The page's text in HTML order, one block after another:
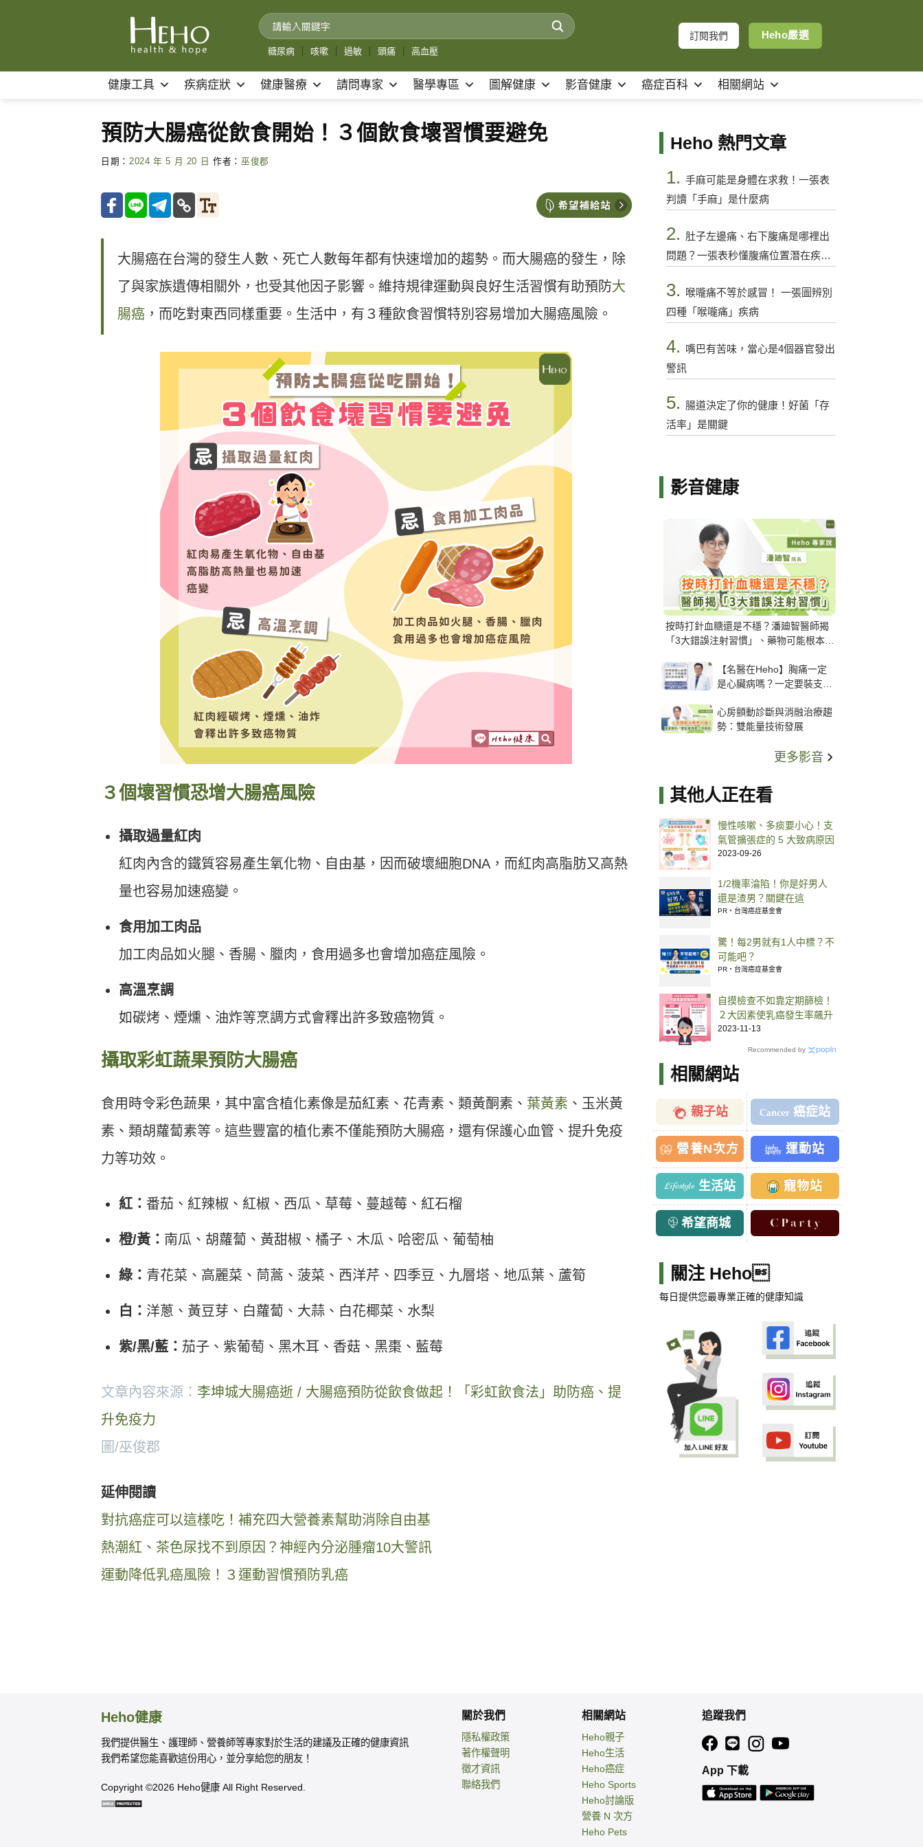
糖尿病 咳嗽 過敏 頭痛 高血壓
訂閱我們 Heho嚴選
健康工具 疾病症狀 健康醫療 請問專家 醫學專區 圖解健康 影音健康 癌症百科 相關網站
預防大腸癌從飲食開始！３個飲食壞習慣要避免
日期： 2024 年 5 月 20 日 作者： 巫俊郡
大腸癌在台灣的發生人數、死亡人數每年都有快速增加的趨勢。而大腸癌的發生，除
了與家族遺傳相關外，也受其他因子影響。維持規律運動與良好生活習慣有助預防大
腸癌 ，而吃對東西同樣重要。生活中，有３種飲食習慣特別容易增加大腸癌風險。
３個壞習慣恐增大腸癌風險
攝取過量紅肉
紅肉內含的鐵質容易產生氧化物、自由基，因而破壞細胞DNA，而紅肉高脂肪又高熱
量也容易加速癌變。
食用加工肉品
加工肉品如火腿、香腸、臘肉，食用過多也會增加癌症風險。
高溫烹調
如碳烤、煙燻、油炸等烹調方式會釋出許多致癌物質。
攝取彩虹蔬果預防大腸癌
食用時令彩色蔬果，其中富含植化素像是茄紅素、花青素、類黃酮素、 葉黃素 、玉米黃
素、類胡蘿蔔素等。這些豐富的植化素不僅能預防大腸癌，還有保護心血管、提升免疫
力等功效。
紅： 番茄、紅辣椒、紅椒、西瓜、草莓、蔓越莓、紅石榴
橙/黃： 南瓜、胡蘿蔔、黃甜椒、橘子、木瓜、哈密瓜、葡萄柚
綠： 青花菜、高麗菜、茼蒿、菠菜、西洋芹、四季豆、九層塔、地瓜葉、蘆筍
白： 洋蔥、黃豆芽、白蘿蔔、大蒜、白花椰菜、水梨
紫/黑/藍： 茄子、紫葡萄、黑木耳、香菇、黑棗、藍莓
文章內容來源： 李坤城大腸癌逝 / 大腸癌預防從飲食做起！「彩虹飲食法」助防癌、提
升免疫力
圖/巫俊郡
延伸閱讀
對抗癌症可以這樣吃！補充四大營養素幫助消除自由基
熱潮紅、茶色尿找不到原因？神經內分泌腫瘤10大警訊
運動降低乳癌風險！３運動習慣預防乳癌
Heho 熱門文章
1. 手麻可能是身體在求救！一張表
判讀「手麻」是什麼病
2. 肚子左邊痛、右下腹痛是哪裡出
問題？一張表秒懂腹痛位置潛在疾病
3.
喉嚨痛不等於感冒！ 一張圖辨別
四種「喉嚨痛」疾病
4. 嘴巴有苦味，當心是4個器官發出
警訊
5. 腸道決定了你的健康！好菌「存
活率」是關鍵
影音健康
按時打針血糖還是不穩？潘廸智醫師揭
「3大錯誤注射習慣」、藥物可能根本沒
【名醫在Heho】胸痛一定
是心臟病嗎？一定要裝支
解析支架種類、風險與選擇
關鍵
心房顫動診斷與消融治療趨
勢：雙能量技術發展
更多影音
其他人正在看
慢性咳嗽、多痰要小心！支
氣管擴張症的 5 大致病原因
2023-09-26
1/2機率淪陷！你是好男人
還是渣男？關鍵在這
PR・台灣癌症基金會
驚！每2男就有1人中標？不
可能吧？
PR・台灣癌症基金會
自摸檢查不如靠定期篩檢！
２大因素使乳癌發生率飆升
2023-11-13
Recommended by
相關網站
親子站 癌症站
營養N次方 運動站
生活站 寵物站
希望商城
關注 Heho
每日提供您最專業正確的健康知識
Heho健康
我們提供醫生、護理師、營養師等專家對於生活的建議及正確的健康資訊
我們希望您能喜歡這份用心，並分享給您的朋友！
Copyright ©2026 Heho健康 All Right Reserved.
關於我們
隱私權政策
著作權聲明
徵才資訊
聯絡我們
相關網站
Heho親子
Heho生活
Heho癌症
Heho Sports
Heho討論版
營養 N 次方
Heho Pets
追蹤我們
App 下載